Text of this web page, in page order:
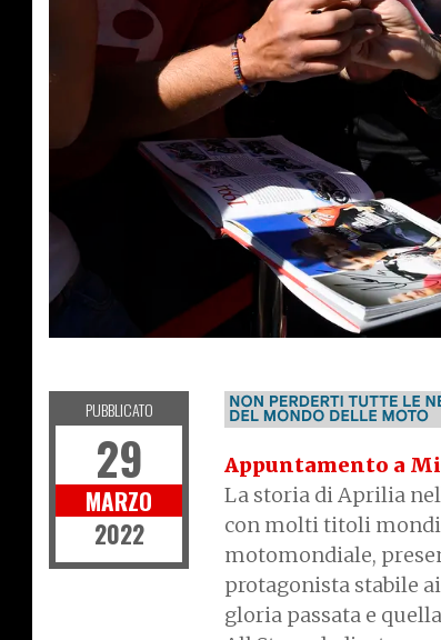
Appuntamento a
La storia di Aprilia
con molti titoli
motomondiale,
protagonista stabile
gloria passata e
PUBBLICATO
29
MARZO
2022